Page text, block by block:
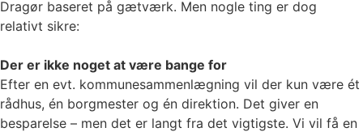
Dragør baseret på gætværk. Men nogle ting er dog
relativt sikre:
Der er ikke noget at være bange for
Efter en evt. kommunesammenlægning vil der kun være ét
rådhus, én borgmester og én direktion. Det giver en
besparelse – men det er langt fra det vigtigste. Vi vil få en